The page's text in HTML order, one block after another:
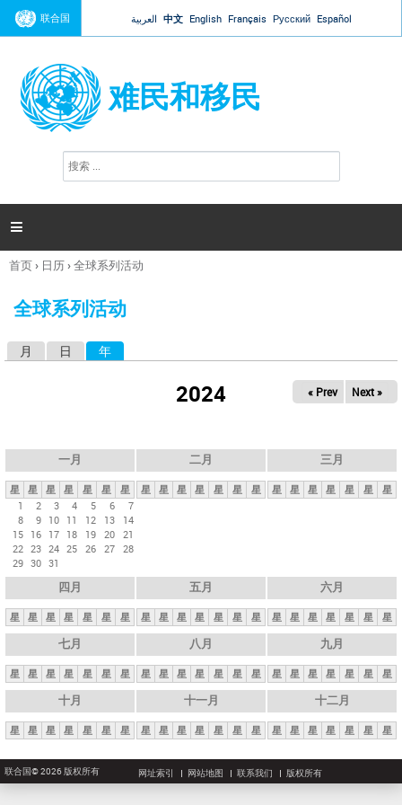
Jump to navigation
联合国 العربية 中文 English Français Русский Español
难民和移民
搜
索

你
这
首页› 日历›全球系列活动
全球系列活动
月 日 年
2024 « Prev Next »
一月
星 星 星 星 星 星
星
1
2 3 4 5 6
7
8
9 10 11 12 13
14
15 16 17 18 19 20 21
22 23 24 25 26 27 28
29 30 31
二月
星 星 星 星 星 星 星
三月
星 星 星 星 星 星 星
四月
星 星 星 星 星 星 星
五月
星 星 星 星 星 星 星
六月
星 星 星 星 星 星 星
七月
星 星 星 星 星 星 星
八月
星 星 星 星 星 星 星
九月
星 星 星 星 星 星 星
十月
星 星 星 星 星 星 星
十一月
星 星 星 星 星 星 星
十二月
星 星 星 星 星 星 星
联合国© 2026 版权所有 网址索引 网站地图 联系我们 版权所有